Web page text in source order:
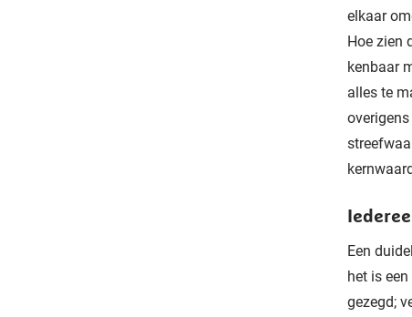
elkaar
Hoe zien
kenbaar
alles te
Een
het is
gezegd;